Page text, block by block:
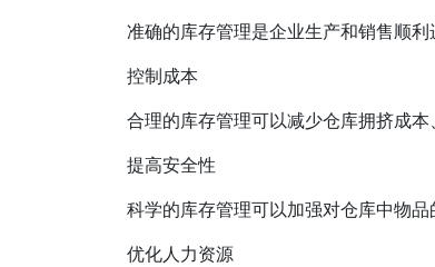
准确的库存管理是企业生产和销售顺
控制成本
合理的库存管理可以减少仓库拥挤成
提高安全性
科学的库存管理可以加强对仓库中物
优化人力资源